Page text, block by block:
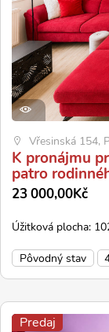
Vřesinská 154,
K pronájmu
patro
23 000,00Kč
Úžitková plocha:
Pôvodný stav
Predaj